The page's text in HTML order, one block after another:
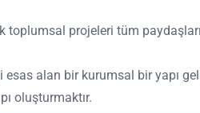
toplumsal projeleri tüm
alan bir kurumsal bir yapı
oluşturmaktır.